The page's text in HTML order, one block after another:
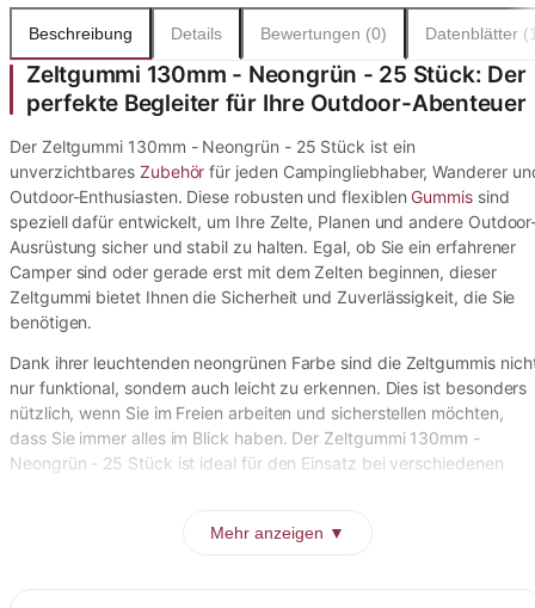
Beschreibung Details Bewertungen (0) Datenblätter
Zeltgummi 130mm - Neongrün - 25 Stück: Der
perfekte Begleiter für Ihre Outdoor-Abenteuer
Der Zeltgummi 130mm - Neongrün - 25 Stück ist ein
unverzichtbares Zubehör für jeden Campingliebhaber, Wanderer
Outdoor-Enthusiasten. Diese robusten und flexiblen Gummis sind
speziell dafür entwickelt, um Ihre Zelte, Planen und andere
Ausrüstung sicher und stabil zu halten. Egal, ob Sie ein erfahrener
Camper sind oder gerade erst mit dem Zelten beginnen, dieser
Zeltgummi bietet Ihnen die Sicherheit und Zuverlässigkeit, die Sie
benötigen.
Dank ihrer leuchtenden neongrünen Farbe sind die Zeltgummis
nur funktional, sondern auch leicht zu erkennen. Dies ist besonders
nützlich, wenn Sie im Freien arbeiten und sicherstellen möchten,
dass Sie immer alles im Blick haben. Der Zeltgummi 130mm -
Neongrün - 25 Stück ist ideal für den Einsatz bei verschiedenen
Mehr anzeigen ▼